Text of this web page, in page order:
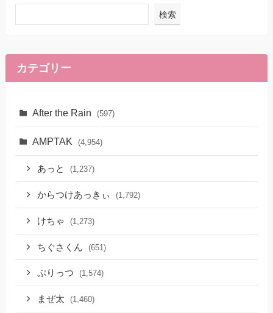
検索
カテゴリー
After the Rain (597)
AMPTAK (4,954)
あっと (1,237)
からつけあっきぃ (1,792)
けちゃ (1,273)
ちぐさくん (651)
ぷりっつ (1,574)
まぜ太 (1,460)